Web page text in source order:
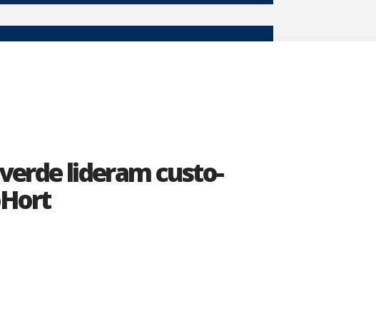
verde lideram custo-